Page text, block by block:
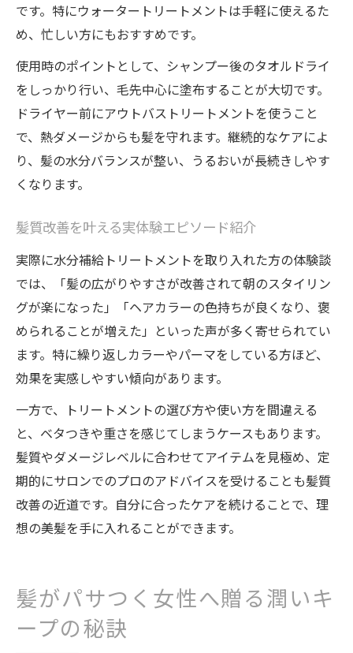
です。特にウォータートリートメントは手軽に使えるた
め、忙しい方にもおすすめです。
使用時のポイントとして、シャンプー後のタオルドライ
をしっかり行い、毛先中心に塗布することが大切です。
ドライヤー前にアウトバストリートメントを使うこと
で、熱ダメージからも髪を守れます。継続的なケアによ
り、髪の水分バランスが整い、うるおいが長続きしやす
くなります。
髪質改善を叶える実体験エピソード紹介
実際に水分補給トリートメントを取り入れた方の体験談
では、「髪の広がりやすさが改善されて朝のスタイリン
グが楽になった」「ヘアカラーの色持ちが良くなり、褒
められることが増えた」といった声が多く寄せられてい
ます。特に繰り返しカラーやパーマをしている方ほど、
効果を実感しやすい傾向があります。
一方で、トリートメントの選び方や使い方を間違える
と、ベタつきや重さを感じてしまうケースもあります。
髪質やダメージレベルに合わせてアイテムを見極め、定
期的にサロンでのプロのアドバイスを受けることも髪質
改善の近道です。自分に合ったケアを続けることで、理
想の美髪を手に入れることができます。
髪がパサつく女性へ贈る潤いキ
ープの秘訣